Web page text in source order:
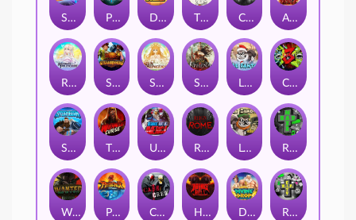
Superstar Sevens PRAY FOR SIX Danny Dollar TOSHI WAYS CLUB CIRCLE OF LIFE ARMY OF ARES
RAINBOW PRINCESS STEAMRUNNERS SUN PRINCESS SPEAR OF ATHENA LE SANTA CHAOS CREW 3
STORMBORN THE WILDWOOD CURSE Ultimate Slot of America Reign of Rome Le Bandit Rad Maxx
Wanted Dead or a Wild Phoenix Cash Crew Hounds Of Hell Divine Drop RIP City